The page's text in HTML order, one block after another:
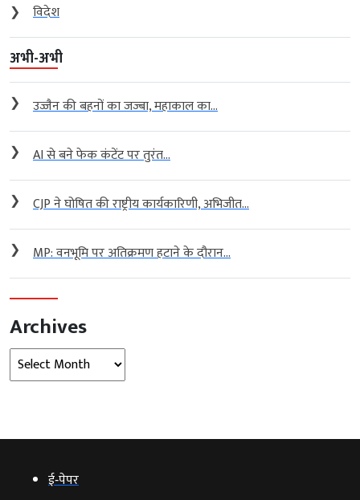
❯
विदेश
अभी-अभी
❯ उज्जैन की बहनों का जज्बा, महाकाल का...
❯ AI से बने फेक कंटेंट पर तुरंत...
❯ CJP ने घोषित की राष्ट्रीय कार्यकारिणी, अभिजीत...
❯ MP: वनभूमि पर अतिक्रमण हटाने के दौरान...
Archives
Archives
ई‑पेपर